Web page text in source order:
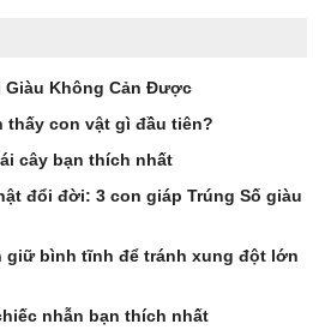
Giàu Không Cản Được
thấy con vật gì đầu tiên?
cây bạn thích nhất
đổi đời: 3 con giáp Trúng Số giàu
giữ bình tĩnh để tránh xung đột lớn
nhẫn bạn thích nhất